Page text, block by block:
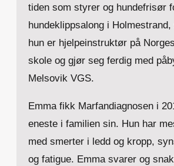
tiden som styrer og hundefrisør
hundeklippsalong i
hun er hjelpeinstruktør på
skole og gjør seg ferdig med
Melsovik VGS.
Emma fikk Marfandiagnosen i
eneste i familien sin. Hun har
med smerter i ledd og kropp,
og fatigue. Emma svarer og